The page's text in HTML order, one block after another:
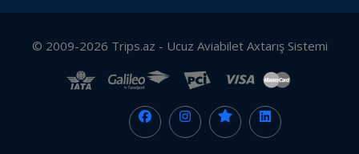
© 2009-2026 Trips.az - Ucuz Aviabilet Axtarış Sistemi